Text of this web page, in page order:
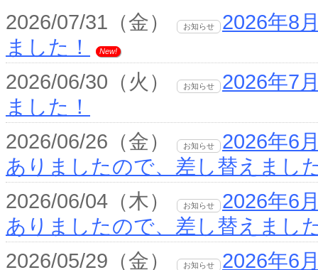
2026/07/31（金） お知らせ
2026年8
ました！
New!
2026/06/30（火） お知らせ
2026年7
ました！
2026/06/26（金）
お知らせ
2026年6
ありましたので、差し替えまし
2026/06/04（木）
お知らせ
2026年6
ありましたので、差し替えまし
2026/05/29（金）
お知らせ
2026年6